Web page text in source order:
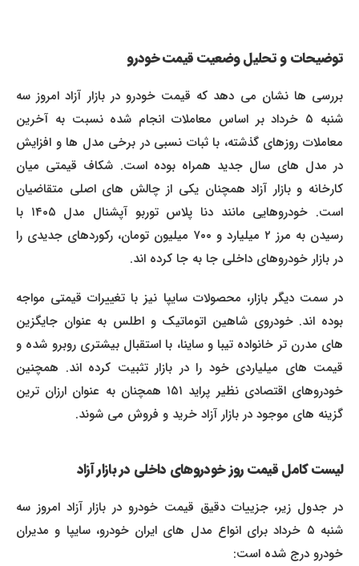
توضیحات و تحلیل وضعیت قیمت خودرو
بررسی ها نشان می دهد که قیمت خودرو در بازار آزاد امروز سه
شنبه ۵ خرداد بر اساس معاملات انجام شده نسبت به آخرین
معاملات روزهای گذشته، با ثبات نسبی در برخی مدل ها و افزایش
در مدل های سال جدید همراه بوده است. شکاف قیمتی میان
کارخانه و بازار آزاد همچنان یکی از چالش های اصلی متقاضیان
است. خودروهایی مانند دنا پلاس توربو آپشنال مدل ۱۴۰۵ با
رسیدن به مرز ۲ میلیارد و ۷۰۰ میلیون تومان، رکوردهای جدیدی را
در بازار خودروهای داخلی جا به جا کرده اند.
در سمت دیگر بازار، محصولات سایپا نیز با تغییرات قیمتی مواجه
بوده اند. خودروی شاهین اتوماتیک و اطلس به عنوان جایگزین
های مدرن تر خانواده تیبا و ساینا، با استقبال بیشتری روبرو شده و
قیمت های میلیاردی خود را در بازار تثبیت کرده اند. همچنین
خودروهای اقتصادی نظیر پراید ۱۵۱ همچنان به عنوان ارزان ترین
گزینه های موجود در بازار آزاد خرید و فروش می شوند.
لیست کامل قیمت روز خودروهای داخلی در بازار آزاد
در جدول زیر، جزییات دقیق قیمت خودرو در بازار آزاد امروز سه
شنبه ۵ خرداد برای انواع مدل های ایران خودرو، سایپا و مدیران
خودرو درج شده است: